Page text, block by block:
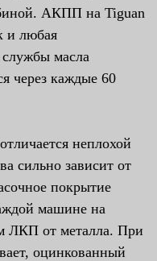
АКПП на Tiguan
и любая
службы масла
через каждые 60
неплохой
сильно зависит от
покрытие
машине на
ЛКП от металла. При
оцинкованный